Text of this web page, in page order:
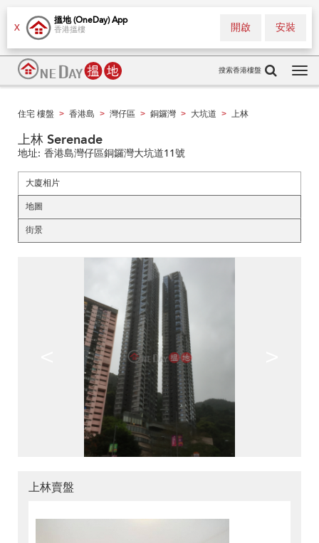
X
搵地 (OneDay) App
香港搵樓 安裝
開啟
搜索香港樓盤
住宅 樓盤 > 香港島 > 灣仔區 > 銅鑼灣 > 大坑道 > 上林
上林 Serenade
地址: 香港島灣仔區銅鑼灣大坑道11號
大廈相片
地圖
街景
上林賣盤